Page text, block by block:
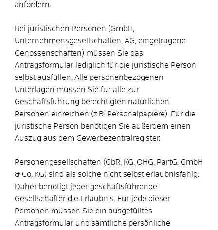
anfordern.
Bei juristischen Personen (GmbH,
Unternehmensgesellschaften, AG, eingetragene
Genossenschaften) müssen Sie das
Antragsformular lediglich für die juristische Person
selbst ausfüllen. Alle personenbezogenen
Unterlagen müssen Sie für alle zur
Geschäftsführung berechtigten natürlichen
Personen einreichen (z.B. Personalpapiere). Für die
juristische Person benötigen Sie außerdem einen
Auszug aus dem Gewerbezentralregister.
Personengesellschaften (GbR, KG, OHG, PartG, GmbH
& Co. KG) sind als solche nicht selbst erlaubnisfähig.
Daher benötigt jeder geschäftsführende
Gesellschafter die Erlaubnis. Für jede dieser
Personen müssen Sie ein ausgefülltes
Antragsformular und sämtliche persönliche